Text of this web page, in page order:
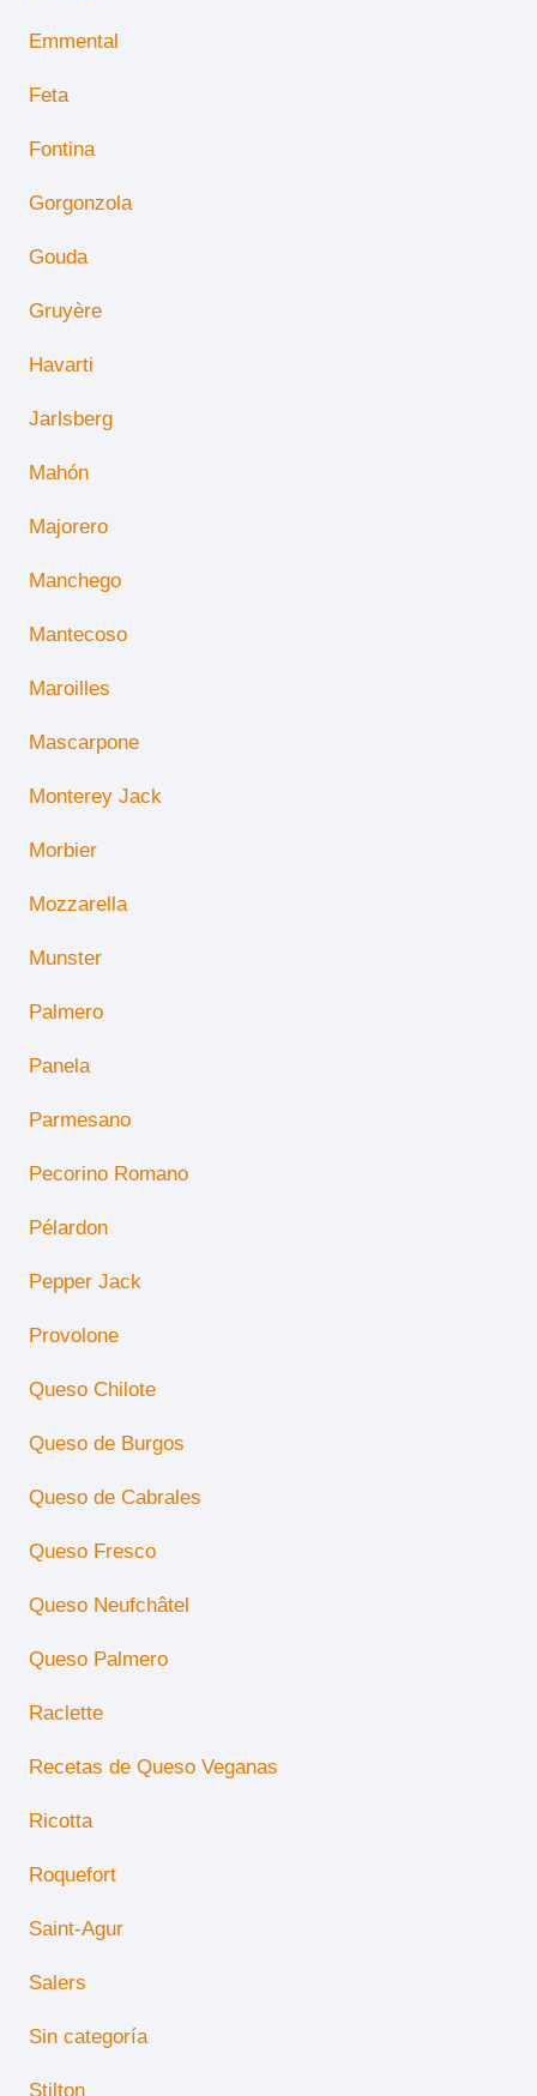
Emmental
Feta
Fontina
Gorgonzola
Gouda
Gruyère
Havarti
Jarlsberg
Mahón
Majorero
Manchego
Mantecoso
Maroilles
Mascarpone
Monterey Jack
Morbier
Mozzarella
Munster
Palmero
Panela
Parmesano
Pecorino Romano
Pélardon
Pepper Jack
Provolone
Queso Chilote
Queso de Burgos
Queso de Cabrales
Queso Fresco
Queso Neufchâtel
Queso Palmero
Raclette
Recetas de Queso Veganas
Ricotta
Roquefort
Saint-Agur
Salers
Sin categoría
Stilton